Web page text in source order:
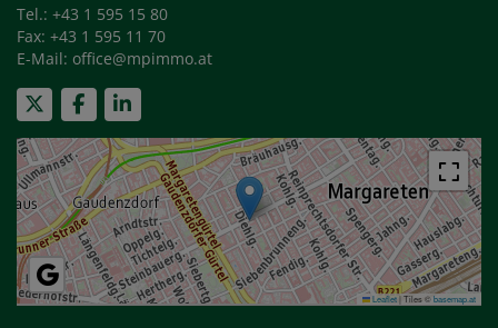
Tel.: +43 1 595 15 80
Fax: +43 1 595 11 70
E-Mail: office@mpimmo.at
Leaflet|Tiles ©basemap.at